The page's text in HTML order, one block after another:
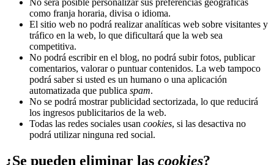
como franja horaria, divisa o idioma.
El sitio web no podrá realizar analíticas web sobre visitantes y
tráfico en la web, lo que dificultará que la web sea
competitiva.
No podrá escribir en el blog, no podrá subir fotos, publicar
comentarios, valorar o puntuar contenidos. La web tampoco
podrá saber si usted es un humano o una aplicación
automatizada que publica spam.
No se podrá mostrar publicidad sectorizada, lo que reducirá
los ingresos publicitarios de la web.
Todas las redes sociales usan cookies, si las desactiva no
podrá utilizar ninguna red social.
¿Se pueden eliminar las cookies?